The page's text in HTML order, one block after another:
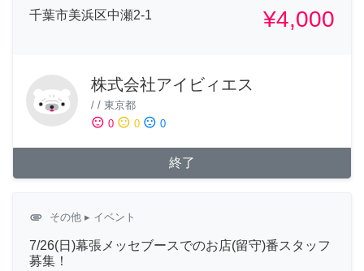
千葉市美浜区中瀬2-1
¥4,000
株式会社アイビィエス
/ / 東京都
sentiment_satisfied 0 sentiment_neutral 0 sentiment_dissatisfied 0
終了
attachment その他 ▸ イベント
7/26(日)幕張メッセブースでのお店(留守)番スタッフ
募集！